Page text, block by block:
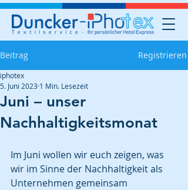
Beitrag Registrieren
Juni – unser
Nachhaltigkeitsmonat
iphotex
5. Juni 2023 1 Min. Lesezeit
Im Juni wollen wir euch zeigen, was
wir im Sinne der Nachhaltigkeit als
Unternehmen gemeinsam